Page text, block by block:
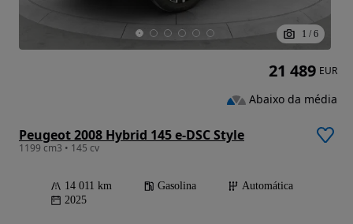
1 / 6
Peugeot 2008 Hybrid 145 e-DSC Style
1199 cm3 • 145 cv
14 011 km Gasolina
Automática
2025
21 489 EUR
Abaixo da média